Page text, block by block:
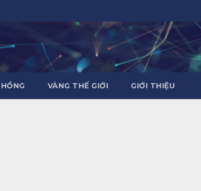
VÀNG THẾ GIỚI GIỚI THIỆU